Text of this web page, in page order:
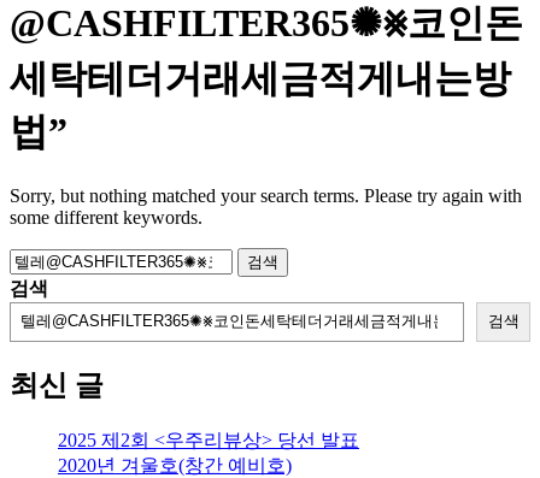
@CASHFILTER365✺⨳코인돈
세탁테더거래세금적게내는방
법”
Sorry, but nothing matched your search terms. Please try again with
some different keywords.
검
색:
검색
검색
최신 글
2025 제2회 <우주리뷰상> 당선 발표
2020년 겨울호(창간 예비호)